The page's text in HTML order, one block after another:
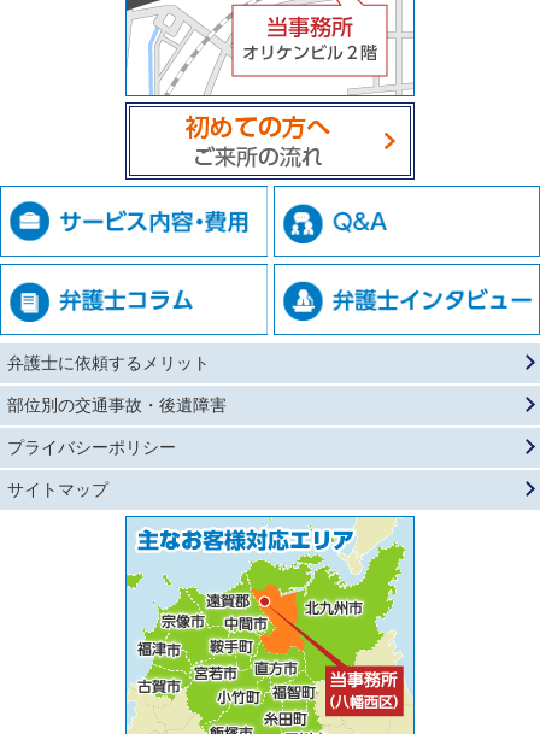
弁護士に依頼するメリット
部位別の交通事故・後遺障害
プライバシーポリシー
サイトマップ